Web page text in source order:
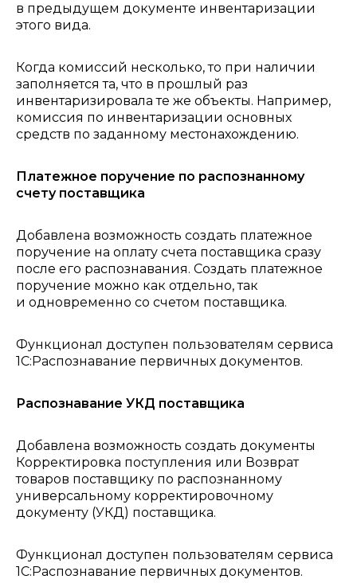
в предыдущем документе инвентаризации
этого вида.
Когда комиссий несколько, то при наличии
заполняется та, что в прошлый раз
инвентаризировала те же объекты. Например,
комиссия по инвентаризации основных
средств по заданному местонахождению.
Платежное поручение по распознанному
счету поставщика
Добавлена возможность создать платежное
поручение на оплату счета поставщика сразу
после его распознавания. Создать платежное
поручение можно как отдельно, так
и одновременно со счетом поставщика.
Функционал доступен пользователям сервиса
1С:Распознавание первичных документов.
Распознавание УКД поставщика
Добавлена возможность создать документы
Корректировка поступления или Возврат
товаров поставщику по распознанному
универсальному корректировочному
документу (УКД) поставщика.
Функционал доступен пользователям сервиса
1С:Распознавание первичных документов.